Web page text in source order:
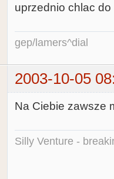
uprzednio chlac
gep/lamers^dial
2003-10-05
Na Ciebie zawsze
Silly Venture -